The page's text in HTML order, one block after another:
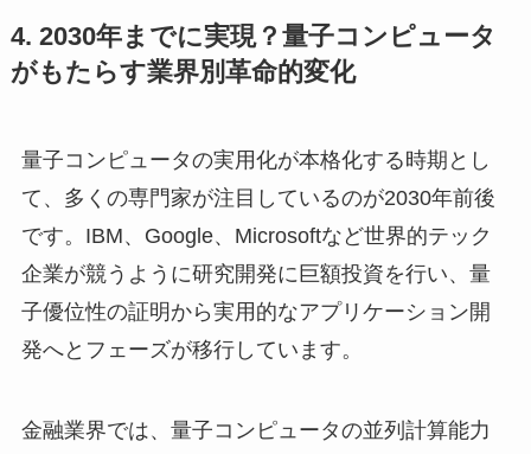
4. 2030年までに実現？量子コンピュータ
がもたらす業界別革命的変化
量子コンピュータの実用化が本格化する時期とし
て、多くの専門家が注目しているのが2030年前後
です。IBM、Google、Microsoftなど世界的テック
企業が競うように研究開発に巨額投資を行い、量
子優位性の証明から実用的なアプリケーション開
発へとフェーズが移行しています。
金融業界では、量子コンピュータの並列計算能力